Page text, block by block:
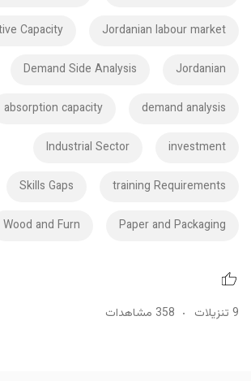
Jordanian labour market
Capacity
Jordanian
Demand Side Analysis
demand analysis
absorption capacity
investment
Industrial Sector
training Requirements
Skills Gaps
Paper and Packaging
Wood and Furn
9 تنزيلات 358 مشاهدات